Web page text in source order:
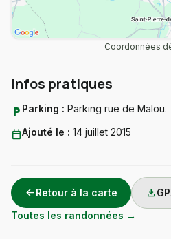
Coordonnées
Infos pratiques
local_parking Parking : Parking rue de Malou.
calendar_todayAjouté le : 14 juillet 2015
arrow_back Retour à la carte download
Toutes les randonnées →